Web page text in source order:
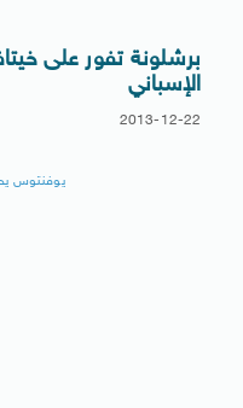
برشلونة تفور على
الإسباني
2013-12-22